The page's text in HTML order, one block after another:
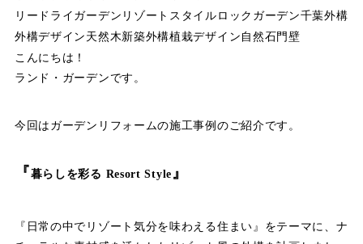
リー ドライガーデン リゾートスタイル ロックガーデン千葉外構
外構デザイン 天然木新築外構植栽デザイン 自然石 門壁
こんにちは！
ランド・ガーデンです。
今回はガーデンリフォームの施工事例のご紹介です。
『暮らしを彩る Resort Style 』
『日常の中でリゾート気分を味わえる住まい』をテーマに、ナ